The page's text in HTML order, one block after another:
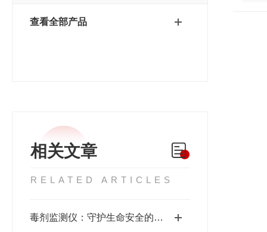
查看全部产品
相关文章
RELATED ARTICLES
毒剂监测仪：守护生命安全的隐形卫士